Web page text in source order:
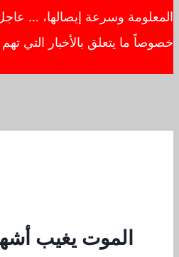
المعلومة وسرعة إيصالها، …
خصوصاً ما يتعلق بالأخبار التي
الموت يغيب